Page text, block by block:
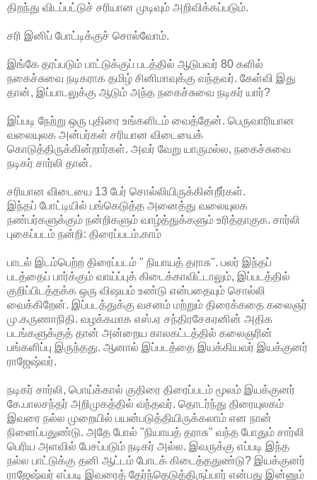
திறந்து விடப்பட்டுச் சரியான முடிவும் அறிவிக்கப்படும்.
சரி இனிப் போட்டிக்குச் சொல்வோம்.
இங்கே தரப்படும் பாட்டுக்குப் படத்தில் ஆடுபவர் 80 களில்
நகைச்சுவை நடிகராக தமிழ் சினிமாவுக்கு வந்தவர். கேள்வி இது
தான், இப்பாடலுக்கு ஆடும் அந்த நகைச்சுவை நடிகர் யார்?
இப்படி நேற்று ஒரு புதிரை உங்களிடம் வைத்தேன். பெருவாரியான
வலையுலக அன்பர்கள் சரியான விடையைக்
கொடுத்திருக்கின்றார்கள். அவர் வேறு யாருமல்ல, நகைச்சுவை
நடிகர் சார்லி தான்.
சரியான விடையை 13 பேர் சொல்லியிருக்கின்றீர்கள்.
இந்தப் போட்டியில் பங்கெடுத்த அனைத்து வலையுலக
நண்பர்களுக்கும் நன்றிகளும் வாழ்த்துக்களும் உரித்தாகுக. சார்லி
புகைப்படம் நன்றி: திரைப்படம்.காம்
பாடல் இடம்பெற்ற திரைப்படம் " நியாயத் தராசு". பலர் இந்தப்
படத்தைப் பார்க்கும் வாய்ப்புக் கிடைக்காவிட்டாலும், இப்படத்தில்
குறிப்பிடத்தக்க ஒரு விஷயம் உண்டு என்பதையும் சொல்லி
வைக்கிறேன். இப்படத்துக்கு வசனம் மற்றும் திரைக்கதை கலைஞர்
மு.கருணாநிதி. வழக்கமாக எஸ்.ஏ சந்திரசேகரனின் அதிக
படங்களுக்குத் தான் அன்றைய காலகட்டத்தில் கலைஞரின்
பங்களிப்பு இருந்தது. ஆனால் இப்படத்தை இயக்கியவர் இயக்குனர்
ராஜேஷ்வர்.
நடிகர் சார்லி, பொய்க்கால் குதிரை திரைப்படம் மூலம் இயக்குனர்
கே.பாலசந்தர் அறிமுகத்தில் வந்தவர். தொடர்ந்து திரையுலகம்
இவரை நல்ல முறையில் பயன்படுத்தியிருக்கலாம் என நான்
நினைப்பதுண்டு. அதே போல் "நியாயத் தராசு" வந்த போதும் சார்லி
பெரிய அளவில் பேசப்படும் நடிகர் அல்ல. இவருக்கு எப்படி இந்த
நல்ல பாட்டுக்கு தனி ஆட்டம் போடக் கிடைத்ததுண்டு? இயக்குனர்
ராஜேஷ்வர் எப்படி இவரைத் தேர்ந்தெடுத்திருப்பார் என்பது இன்னும்